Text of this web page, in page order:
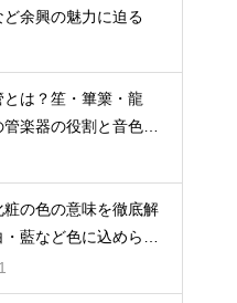
ど余興の魅力に迫る
とは？笙・篳篥・龍
楽器の役割と音色を
粧の色の意味を徹底解
藍など色に込められ
象徴とは